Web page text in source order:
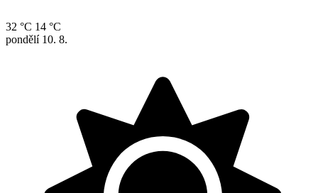
32 °C 14 °C
pondělí 10. 8.